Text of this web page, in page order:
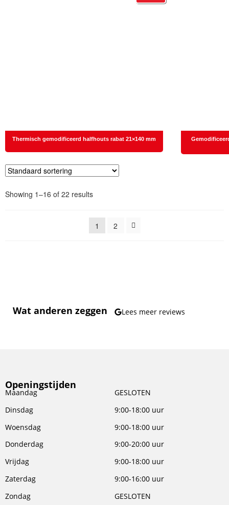
Thermisch gemodificeerd halfhouts rabat 21×140 mm
Showing 1–16 of 22 results
1 2
Wat anderen zeggen Lees meer reviews
Openingstijden
Maandag
GESLOTEN
Dinsdag
9:00-18:00 uur
Woensdag
9:00-18:00 uur
Donderdag
9:00-20:00 uur
Vrijdag
9:00-18:00 uur
Zaterdag
9:00-16:00 uur
Zondag
GESLOTEN